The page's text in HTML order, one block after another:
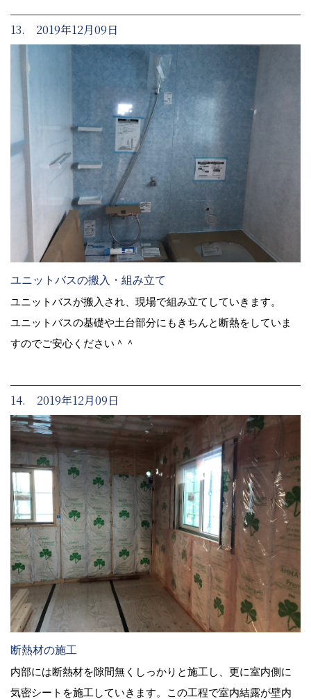
13. 2019年12月09日
ユニットバスの搬入・組み立て
ユニットバスが搬入され、現場で組み立てしていきます。
ユニットバスの基礎や土台部分にもきちんと断熱をしていま
すのでご安心ください＾＾
14. 2019年12月09日
断熱材の施工
内部には断熱材を隙間無くしっかりと施工し、更に室内側に
気密シートを施工していきます。この工程で室内結露が壁内